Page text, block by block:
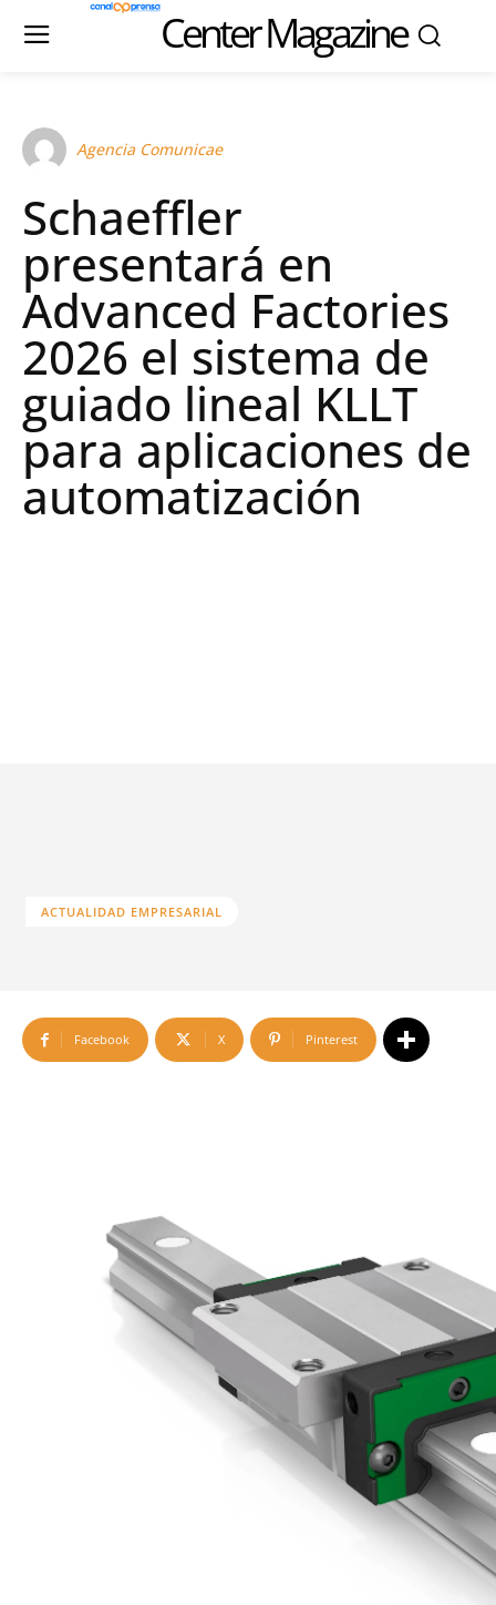
Center Magazine
Agencia Comunicae
Schaeffler
presentará en
Advanced Factories
2026 el sistema de
guiado lineal KLLT
para aplicaciones de
automatización
ACTUALIDAD EMPRESARIAL
Facebook X Pinterest